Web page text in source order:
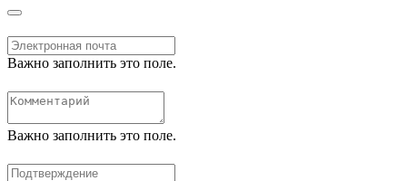
Важно заполнить это поле.
Важно заполнить это поле.